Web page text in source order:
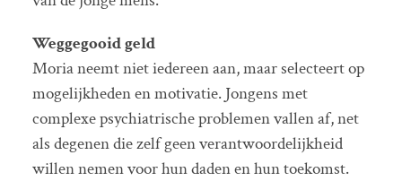
Weggegooid geld
Moria neemt niet iedereen aan, maar selecteert op
mogelijkheden en motivatie. Jongens met
complexe psychiatrische problemen vallen af, net
als degenen die zelf geen verantwoordelijkheid
willen nemen voor hun daden en hun toekomst.